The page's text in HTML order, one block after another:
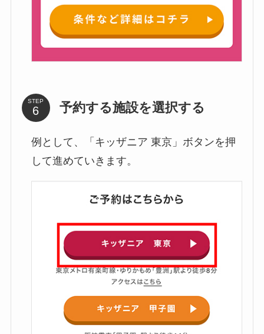
STEP 予約する施設を選択する
例として、「キッザニア 東京」ボタンを押
して進めていきます。